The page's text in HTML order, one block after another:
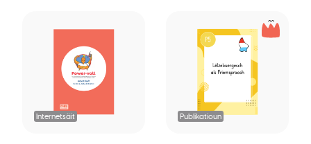
Internetsäit Publikatioun